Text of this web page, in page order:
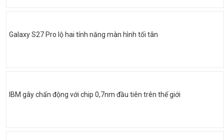
Galaxy S27 Pro lộ hai tính năng màn hình tối tân
IBM gây chấn động với chip 0,7nm đầu tiên trên thế giới